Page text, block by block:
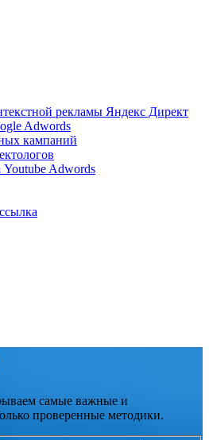
рекламы Яндекс Директ
Adwords
кампаний
Adwords
самые важные и
проверенные методики.